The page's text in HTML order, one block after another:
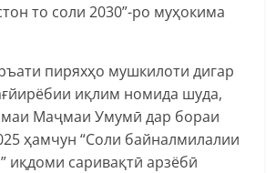
то соли 2030”-ро муҳокима
пиряхҳо мушкилоти дигар
иқлим номида шуда,
Маҷмаи Умумӣ дар бораи
ҳамчун “Соли байналмилалии
иқдоми саривақтӣ арзёбӣ